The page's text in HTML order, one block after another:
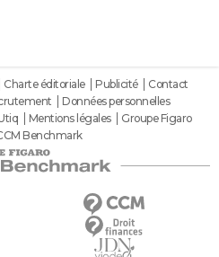
Charte éditoriale Publicité
Contact
Données personnelles
Mentions légales
Groupe Figaro
Benchmark